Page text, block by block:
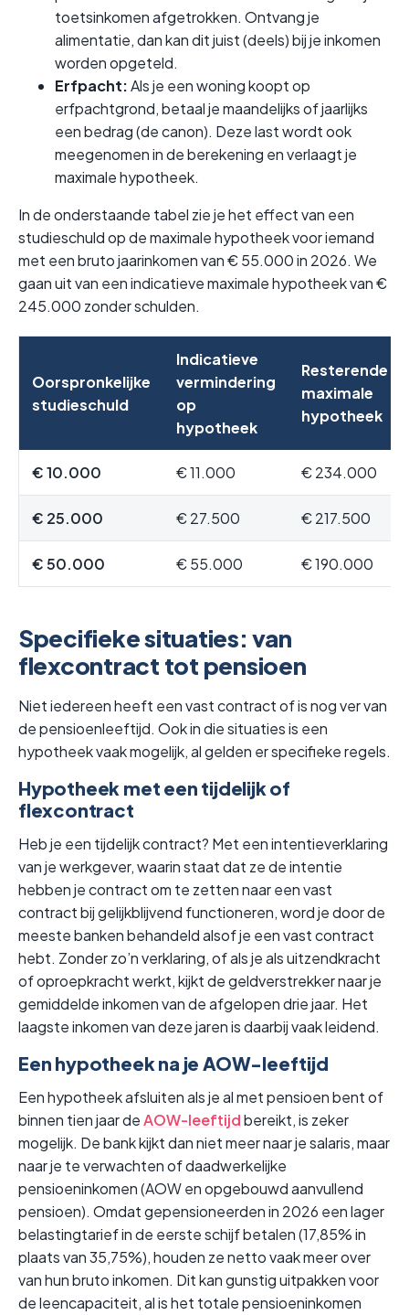
toetsinkomen afgetrokken. Ontvang je
alimentatie, dan kan dit juist (deels) bij je inkomen
worden opgeteld.
Erfpacht:Als je een woning koopt op
erfpachtgrond, betaal je maandelijks of jaarlijks
een bedrag (de canon). Deze last wordt ook
meegenomen in de berekening en verlaagt je
maximale hypotheek.
In de onderstaande tabel zie je het effect van een
studieschuld op de maximale hypotheek voor iemand
met een bruto jaarinkomen van € 55.000 in 2026. We
gaan uit van een indicatieve maximale hypotheek van €
245.000 zonder schulden.
Oorspronkelijke
studieschuld
Indicatieve
vermindering
op
hypotheek
Resterende
maximale
hypotheek
€ 10.000 € 11.000 € 234.000
€ 25.000 € 27.500 € 217.500
€ 50.000 € 55.000 € 190.000
Specifieke situaties: van
flexcontract tot pensioen
Niet iedereen heeft een vast contract of is nog ver van
de pensioenleeftijd. Ook in die situaties is een
hypotheek vaak mogelijk, al gelden er specifieke regels.
Hypotheek met een tijdelijk of
flexcontract
Heb je een tijdelijk contract? Met een intentieverklaring
van je werkgever, waarin staat dat ze de intentie
hebben je contract om te zetten naar een vast
contract bij gelijkblijvend functioneren, word je door de
meeste banken behandeld alsof je een vast contract
hebt. Zonder zo’n verklaring, of als je als uitzendkracht
of oproepkracht werkt, kijkt de geldverstrekker naar je
gemiddelde inkomen van de afgelopen drie jaar. Het
laagste inkomen van deze jaren is daarbij vaak leidend.
Een hypotheek na je AOW-leeftijd
Een hypotheek afsluiten als je al met pensioen bent of
binnen tien jaar deAOW-leeftijdbereikt, is zeker
mogelijk. De bank kijkt dan niet meer naar je salaris, maar
naar je te verwachten of daadwerkelijke
pensioeninkomen (AOW en opgebouwd aanvullend
pensioen). Omdat gepensioneerden in 2026 een lager
belastingtarief in de eerste schijf betalen (17,85% in
plaats van 35,75%), houden ze netto vaak meer over
van hun bruto inkomen. Dit kan gunstig uitpakken voor
de leencapaciteit, al is het totale pensioeninkomen